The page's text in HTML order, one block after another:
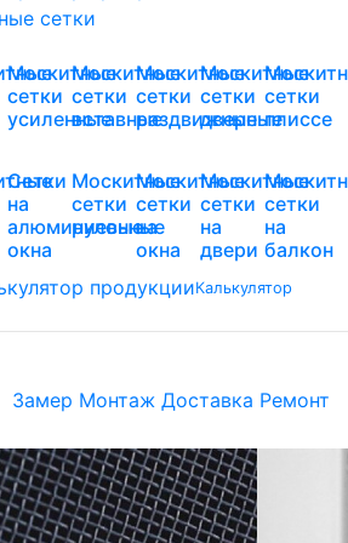
сетки
Москитные
сетки
усиленные
Москитные
сетки
вставные
Москитные
сетки
раздвижные
Москитные
сетки
дверные
сетки
плиссе
Сетки
на
алюминиевые
окна
Москитные
сетки
рулонные
Москитные
сетки
на
окна
Москитные
сетки
на
двери
сетки
на
балкон
Калькулятор
Замер Монтаж Доставка Ремонт